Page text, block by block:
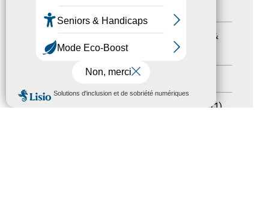
MENU
Journées nationales Tourisme &
Handicap(5)
Salons(11)
(1)